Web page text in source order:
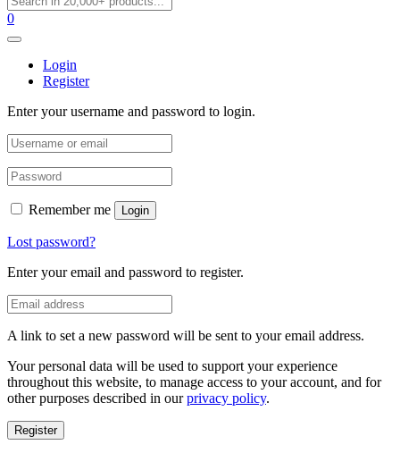
0
Login
Register
Enter your username and password to login.
Remember me Login
Lost password?
Enter your email and password to register.
A link to set a new password will be sent to your email address.
Your personal data will be used to support your experience
throughout this website, to manage access to your account, and for
other purposes described in ourprivacy policy.
Register